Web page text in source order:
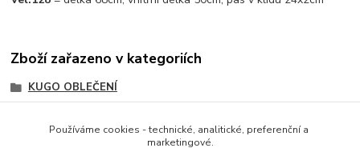
Zboží zařazeno v kategoriích
KUGO OBLEČENÍ
DÍVČÍ OBLEČENÍ KUGO
Používáme cookies - technické, analitické, preferenční a
marketingové.